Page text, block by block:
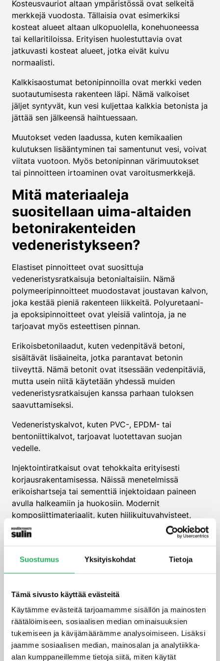
Suostumus Yksityiskohdat Tietoja
Tämä sivusto käyttää evästeitä
Käytämme evästeitä tarjoamamme sisällön ja mainosten
räätälöimiseen, sosiaalisen median ominaisuuksien
tukemiseen ja kävijämäärämme analysoimiseen. Lisäksi
jaamme sosiaalisen median, mainosalan ja analytiikka-
alan kumppaneillemme tietoja siitä, miten käytät
Kosteusvauriot altaan ympäristössä ovat selkeitä
merkkejä vuodosta. Tällaisia ovat esimerkiksi
kosteat alueet altaan ulkopuolella, konehuoneessa
tai kellaritiloissa. Erityisen huolestuttavia ovat
jatkuvasti kosteat alueet, jotka eivät kuivu
normaalisti.
Kalkkisaostumat betonipinnoilla ovat merkki veden
suotautumisesta rakenteen läpi. Nämä valkoiset
jäljet syntyvät, kun vesi kuljettaa kalkkia betonista ja
jättää sen jälkeensä haihtuessaan.
Muutokset veden laadussa, kuten kemikaalien
kulutuksen lisääntyminen tai samentunut vesi, voivat
viitata vuotoon. Myös betonipinnan värimuutokset
tai pinnoitteen irtoaminen ovat varoitusmerkkejä.
Mitä materiaaleja
suositellaan uima-altaiden
betonirakenteiden
vedeneristykseen?
Elastiset pinnoitteet ovat suosittuja
vedeneristysratkaisuja betonialtaisiin. Nämä
polymeeripinnoitteet muodostavat joustavan kalvon,
joka kestää pieniä rakenteen liikkeitä. Polyuretaani-
ja epoksipinnoitteet ovat yleisiä valintoja, ja ne
tarjoavat myös esteettisen pinnan.
Erikoisbetonilaadut, kuten vedenpitävä betoni,
sisältävät lisäaineita, jotka parantavat betonin
tiiveyttä. Nämä betonit ovat itsessään vedenpitäviä,
mutta usein niitä käytetään yhdessä muiden
vedeneristysratkaisujen kanssa parhaan tuloksen
saavuttamiseksi.
Vedeneristyskalvot, kuten PVC-, EPDM- tai
bentoniittikalvot, tarjoavat luotettavan suojan
vedelle.
Injektointiratkaisut ovat tehokkaita erityisesti
korjausrakentamisessa. Näissä menetelmissä
erikoishartseja tai sementtiä injektoidaan paineen
avulla halkeamiin ja huokosiin. Modernit
komposiittimateriaalit, kuten hiilikuituvahvisteet,
tarjoavat sekä rakenteellista tukea että
vedenpitävyyttä.
Milloin uima-altaan
betonirakenteen korjaus on
kannattavampaa kuin
ennaltaehkäisy?
Vanhojen altaiden saneerauksissa korjaus on usein
ainoa vaihtoehto. Jos rakenteessa on jo merkittäviä
vuotoja, on kustannustehokkaampaa keskittyä